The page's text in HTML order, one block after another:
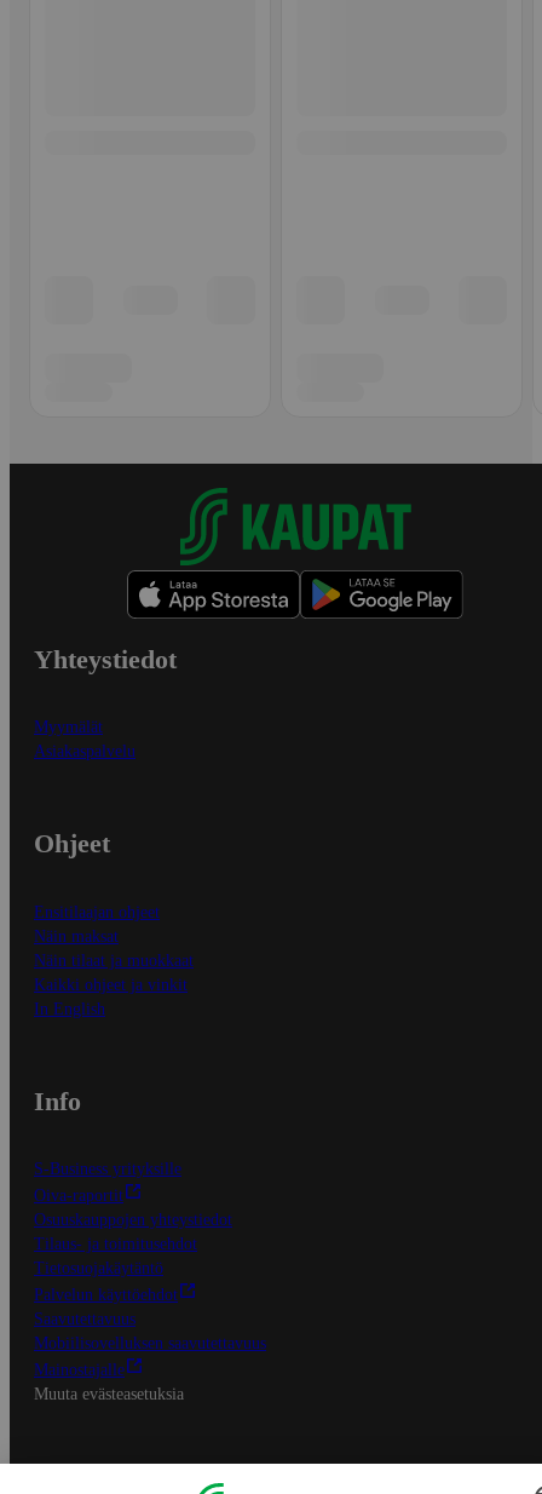
Yhteystiedot
Myymälät
Asiakaspalvelu
Ohjeet
Ensitilaajan ohjeet
Näin maksat
Näin tilaat ja muokkaat
Kaikki ohjeet ja vinkit
In English
Info
S-Business yrityksille
Oiva-raportit
Osuuskauppojen yhteystiedot
Tilaus- ja toimitusehdot
Tietosuojakäytäntö
Palvelun käyttöehdot
Saavutettavuus
Mobiilisovelluksen saavutettavuus
Mainostajalle
Muuta evästeasetuksia
S-ryhmän palvelut